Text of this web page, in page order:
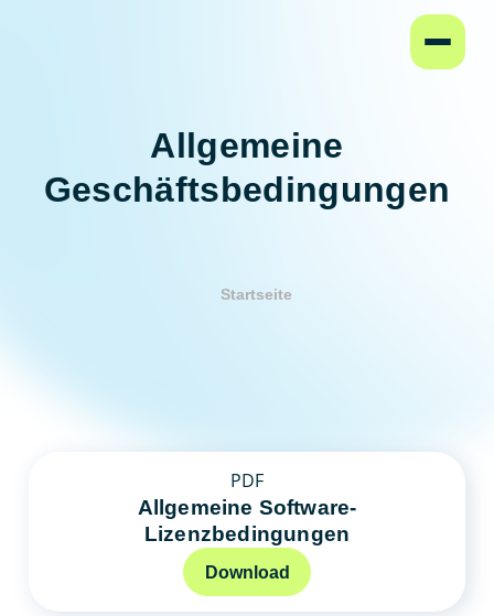
Allgemeine
Geschäftsbedingungen
Startseite
PDF
Allgemeine Software-
Lizenzbedingungen
Download